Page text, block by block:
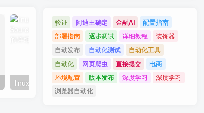
linux系统虚拟主机开启支持SourceGuardian（sg11）加密组件的详细步骤
验证 阿迪王确定 金融AI
配置指南
部署指南
逐步调试 详细教程
装饰器
自动发布
自动化测试
自动化工具
自动化
网页爬虫 直接提交
电商
环境配置
版本发布 深度学习
深度学习
浏览器自动化